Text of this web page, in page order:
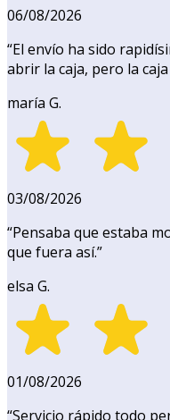
06/08/2026
“El envío ha sido
abrir la caja, pero la
maría G.
03/08/2026
“Pensaba que estaba
que fuera así.”
elsa G.
01/08/2026
“Servicio rápido todo